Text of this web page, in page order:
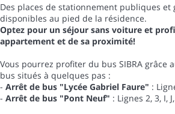
Des places de stationnement publiques et
disponibles au pied de la résidence.
Optez pour un séjour sans voiture et
appartement et de sa proximité!
Vous pourrez profiter du bus SIBRA grâce
bus situés à quelques pas :
- Arrêt de bus "Lycée Gabriel Faure" :
- Arrêt de bus "Pont Neuf" : Lignes 2, 3, I,